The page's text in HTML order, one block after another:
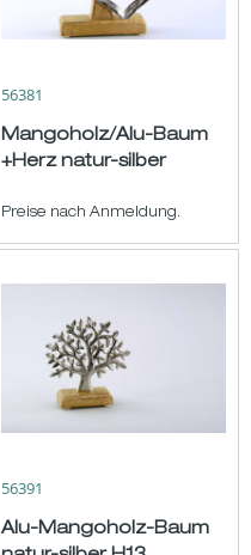
56381
Mangoholz/Alu-Baum
+Herz natur-silber
Preise nach Anmeldung.
56391
Alu-Mangoholz-Baum